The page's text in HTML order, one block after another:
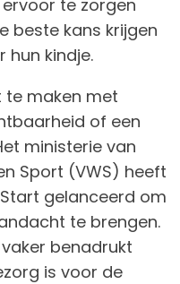
te zorgen
beste kans krijgen
hun kindje.
te maken met
of een
ministerie van
Sport (VWS) heeft
gelanceerd om
te brengen.
benadrukt
is voor de